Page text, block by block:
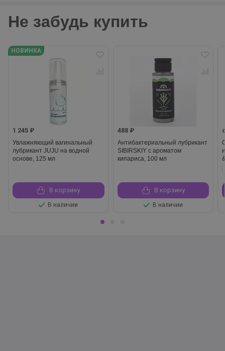
Не забудь купить
НОВИНКА
1 245 ₽
Увлажняющий вагинальный
лубрикант JUJU на водной
основе, 125 мл
В корзину
В наличии
488 ₽
Антибактериальный лубрикант
SIBIRSKIY с ароматом
кипариса, 100 мл
В корзину
В наличии